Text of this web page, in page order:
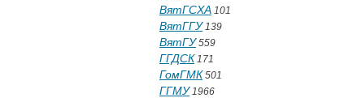
ВятГСХА 101
ВятГГУ139
ВятГУ559
ГГДСК 171
ГомГМК 501
ГГМУ1966